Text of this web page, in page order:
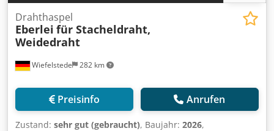
Wiefelstede 282 km
Drahthaspel
Eberlei für Stacheldraht,
Weidedraht
Preisinfo Anrufen
Zustand: sehr gut (gebraucht), Baujahr: 2026,